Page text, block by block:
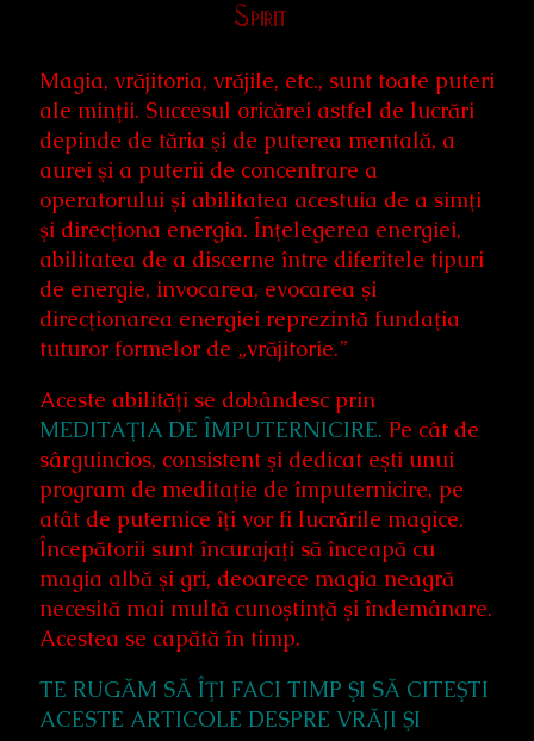
Magia, vrăjitoria, vrăjile, etc., sunt toate puteri
ale minţii. Succesul oricărei astfel de lucrări
depinde de tăria şi de puterea mentală, a
aurei şi a puterii de concentrare a
operatorului şi abilitatea acestuia de a simţi
şi direcţiona energia. Înţelegerea energiei,
abilitatea de a discerne între diferitele tipuri
de energie, invocarea, evocarea şi
direcţionarea energiei reprezintă fundaţia
tuturor formelor de „vrăjitorie.”
Aceste abilităţi se dobândesc prin
MEDITAŢIA DE ÎMPUTERNICIRE. Pe cât de
sârguincios, consistent şi dedicat eşti unui
program de meditaţie de împuternicire, pe
atât de puternice îţi vor fi lucrările magice.
Începătorii sunt încurajaţi să înceapă cu
magia albă şi gri, deoarece magia neagră
necesită mai multă cunoştinţă şi îndemânare.
Acestea se capătă în timp.
TE RUGĂM SĂ ÎŢI FACI TIMP ŞI SĂ CITEŞTI
ACESTE ARTICOLE DESPRE VRĂJI ŞI